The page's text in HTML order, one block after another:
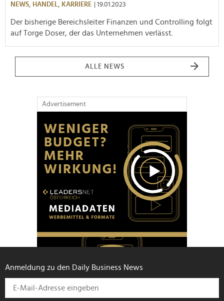
NEWS, HANDEL, KARRIERE | 19.01.2023
Der bisherige Bereichsleiter Finanzen und Controlling folgt
auf Torge Doser, der das Unternehmen verlässt.
ALLE NEWS
Advertisement
Anmeldung zu den Daily Business News